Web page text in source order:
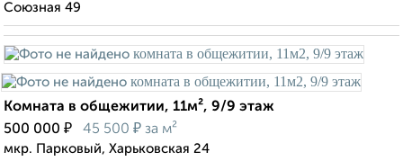
Союзная 49
Комната в общежитии, 11м², 9/9 этаж
500 000 ₽ 45 500 ₽ за м²
мкр. Парковый, Харьковская 24